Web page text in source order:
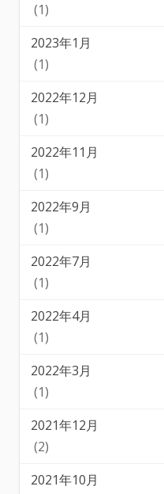
(1)
2023年1月
(1)
2022年12月
(1)
2022年11月
(1)
2022年9月
(1)
2022年7月
(1)
2022年4月
(1)
2022年3月
(1)
2021年12月
(2)
2021年10月